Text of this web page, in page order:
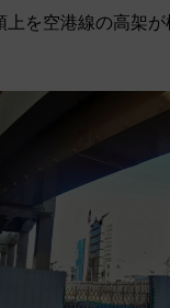
上を空港線の高架